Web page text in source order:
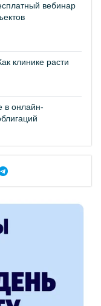
вебинар
клинике расти
в онлайн-